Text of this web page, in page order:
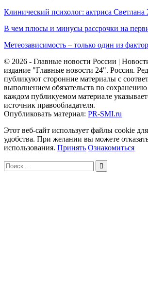
Клинический психолог: актриса
В чем плюсы и минусы рассрочки на
Метеозависимость – только один из
© 2026 - Главные новости России |
издание "Главные новости 24". Россия.
публикуют сторонние материалы с
выполнением обязательств по
каждом публикуемом материале
источник правообладателя.
Опубликовать материал: PR-SMI.ru
Этот веб-сайт использует файлы cookie
удобства. При желании вы можете
использования. Принять Ознакомиться